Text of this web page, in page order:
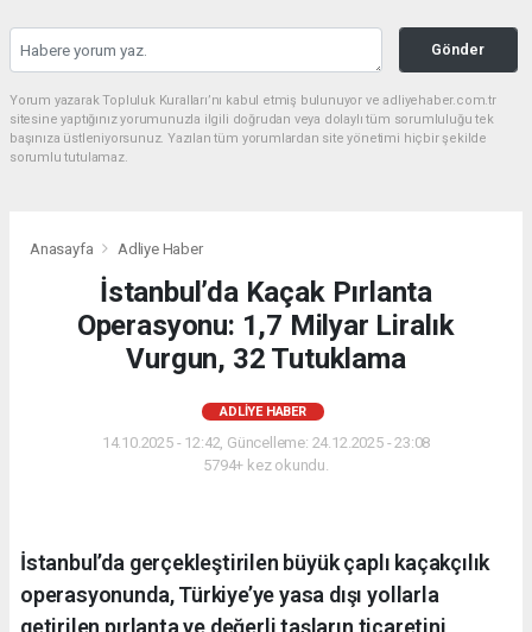
Gönder
Yorum yazarak Topluluk Kuralları’nı kabul etmiş bulunuyor ve adliyehaber.com.tr
sitesine yaptığınız yorumunuzla ilgili doğrudan veya dolaylı tüm sorumluluğu tek
başınıza üstleniyorsunuz. Yazılan tüm yorumlardan site yönetimi hiçbir şekilde
sorumlu tutulamaz.
Anasayfa Adliye Haber
İstanbul’da Kaçak Pırlanta
Operasyonu: 1,7 Milyar Liralık
Vurgun, 32 Tutuklama
ADLIYE HABER
14.10.2025 - 12:42, Güncelleme: 24.12.2025 - 23:08
5794+ kez okundu.
İstanbul’da gerçekleştirilen büyük çaplı kaçakçılık
operasyonunda, Türkiye’ye yasa dışı yollarla
getirilen pırlanta ve değerli taşların ticaretini